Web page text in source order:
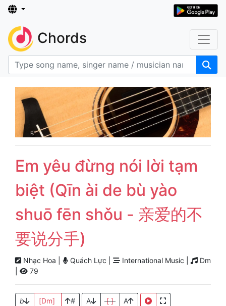
Chords
Em yêu đừng nói lời tạm
biệt (Qīn ài de bù yào
shuō fēn shǒu - 亲爱的不
要说分手)
Nhạc Hoa | Quách Lực | International Music |
Dm
79
b [Dm] # A [ ] A